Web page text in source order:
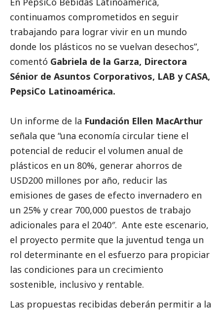
continuamos comprometidos en seguir
trabajando para lograr vivir en un mundo
donde los plásticos no se vuelvan desechos”,
comentó Gabriela de la Garza, Directora
Sénior de Asuntos Corporativos, LAB y CASA,
PepsiCo Latinoamérica.
Un informe de la Fundación Ellen MacArthur
señala que “una economía circular tiene el
potencial de reducir el volumen anual de
plásticos en un 80%, generar ahorros de
USD200 millones por año, reducir las
emisiones de gases de efecto invernadero en
un 25% y crear 700,000 puestos de trabajo
adicionales para el 2040″. Ante este escenario,
el proyecto permite que la juventud tenga un
rol determinante en el esfuerzo para propiciar
las condiciones para un crecimiento
sostenible, inclusivo y rentable.
Las propuestas recibidas deberán permitir a la